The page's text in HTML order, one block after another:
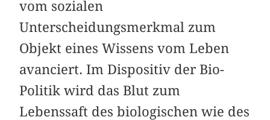
vom sozialen
Unterscheidungsmerkmal zum
Objekt eines Wissens vom Leben
avanciert. Im Dispositiv der Bio-
Politik wird das Blut zum
Lebenssaft des biologischen wie des